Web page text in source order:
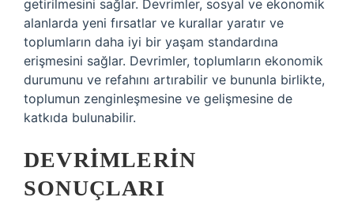
getirilmesini sağlar. Devrimler, sosyal ve ekonomik
alanlarda yeni fırsatlar ve kurallar yaratır ve
toplumların daha iyi bir yaşam standardına
erişmesini sağlar. Devrimler, toplumların ekonomik
durumunu ve refahını artırabilir ve bununla birlikte,
toplumun zenginleşmesine ve gelişmesine de
katkıda bulunabilir.
DEVRIMLERIN
SONUÇLARI